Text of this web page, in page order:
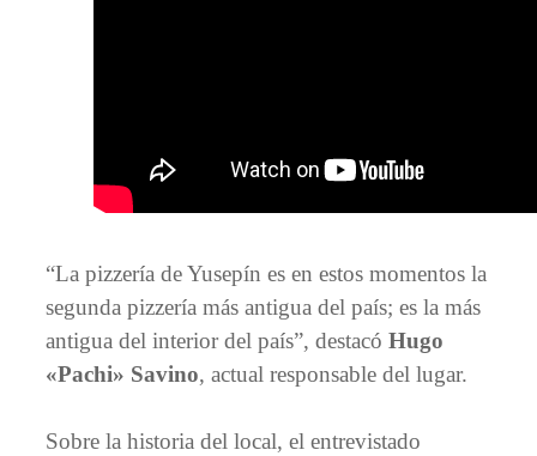
“La pizzería de Yusepín es en estos momentos la
segunda pizzería más antigua del país; es la más
antigua del interior del país”, destacó Hugo
«Pachi» Savino, actual responsable del lugar.
Sobre la historia del local, el entrevistado